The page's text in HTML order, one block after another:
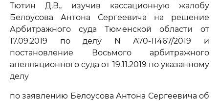
Тютин Д.В., изучив кассационную жалобу
Белоусова Антона Сергеевича на решение
Арбитражного суда Тюменской области от
17.09.2019 по делу N А70-11467/2019 и
постановление Восьмого арбитражного
апелляционного суда от 19.11.2019 по указанному
делу
по заявлению Белоусова Антона Сергеевича об